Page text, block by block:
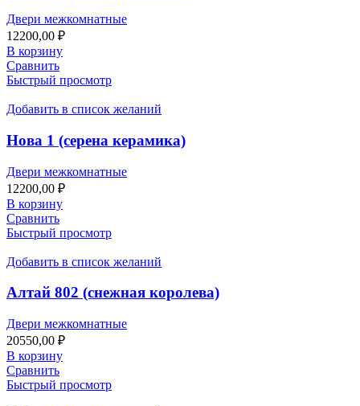
Двери межкомнатные
12200,00 ₽
В корзину
Сравнить
Быстрый просмотр
Добавить в список желаний
Нова 1 (серена керамика)
Двери межкомнатные
12200,00 ₽
В корзину
Сравнить
Быстрый просмотр
Добавить в список желаний
Алтай 802 (снежная королева)
Двери межкомнатные
20550,00 ₽
В корзину
Сравнить
Быстрый просмотр